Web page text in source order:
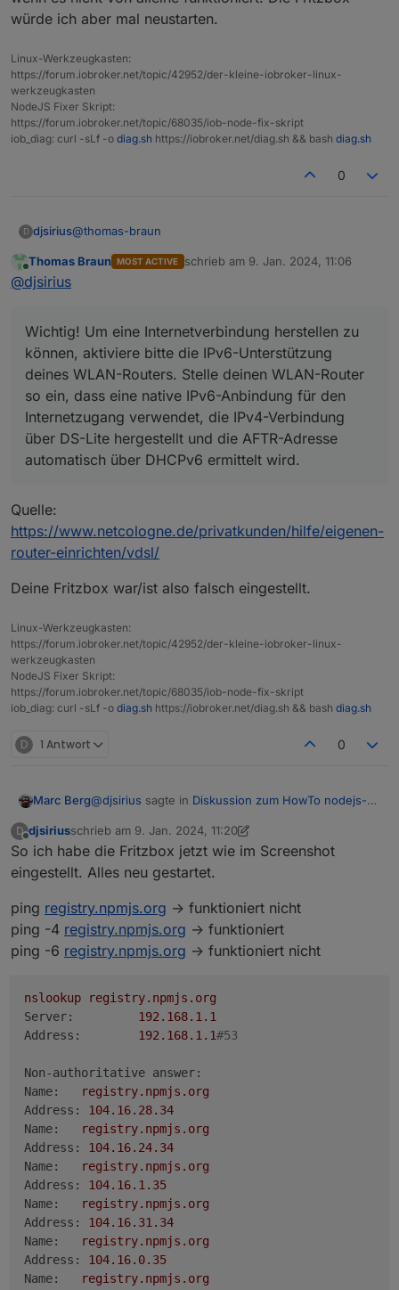
Muss man danach die Server neustarten?
würde ich aber mal neustarten.
Linux-Werkzeugkasten:
https://forum.iobroker.net/topic/42952/der-kleine-iobroker-linux-
werkzeugkasten
NodeJS Fixer Skript:
https://forum.iobroker.net/topic/68035/iob-node-fix-skript
iob_diag: curl -sLf -o diag.sh https://iobroker.net/diag.sh && bash diag.sh
0
D djsirius@thomas-braun
Ich habe es jetzt so eingestellt:
Online
Thomas Braun MOST ACTIVE schrieb am 9. Jan. 2024, 11:06
zuletzt editiert von
@djsirius
Wichtig! Um eine Internetverbindung herstellen zu
können, aktiviere bitte die IPv6-Unterstützung
deines WLAN-Routers. Stelle deinen WLAN-Router
so ein, dass eine native IPv6-Anbindung für den
Internetzugang verwendet, die IPv4-Verbindung
über DS-Lite hergestellt und die AFTR-Adresse
automatisch über DHCPv6 ermittelt wird.
Quelle:
https://www.netcologne.de/privatkunden/hilfe/eigenen-
router-einrichten/vdsl/
Deine Fritzbox war/ist also falsch eingestellt.
Linux-Werkzeugkasten:
https://forum.iobroker.net/topic/42952/der-kleine-iobroker-linux-
werkzeugkasten
NodeJS Fixer Skript:
https://forum.iobroker.net/topic/68035/iob-node-fix-skript
iob_diag: curl -sLf -o diag.sh https://iobroker.net/diag.sh && bash diag.sh
D 1 Antwort 0
Marc Berg@djsirius sagte in Diskussion zum HowTo nodejs-
Wenn noch jemand eine Idee hat, bitte her
mach mal auf master und slave jeweils:
ping registry.npmjs.org
ping -4 registry.npmjs.org
D
Offline
djsiriusschrieb am 9. Jan. 2024, 11:20
zuletzt editiert von djsirius 1. Sept. 2024, 12:21
So ich habe die Fritzbox jetzt wie im Screenshot
eingestellt. Alles neu gestartet.
ping registry.npmjs.org -> funktioniert nicht
ping -4 registry.npmjs.org -> funktioniert
ping -6 registry.npmjs.org -> funktioniert nicht
nslookup
registry.npmjs.org
Server:
192.168.1 .1
Address:
192.168.1 .1#53
Non-authoritative answer:
Name:
registry.npmjs.org
Address:
104.16.28.34
Name:
registry.npmjs.org
Address:
104.16.24.34
Name:
registry.npmjs.org
Address:
104.16.1 .35
Name:
registry.npmjs.org
Address:
104.16.31 .34
Name:
registry.npmjs.org
Address:
104.16.0.35
Name:
registry.npmjs.org